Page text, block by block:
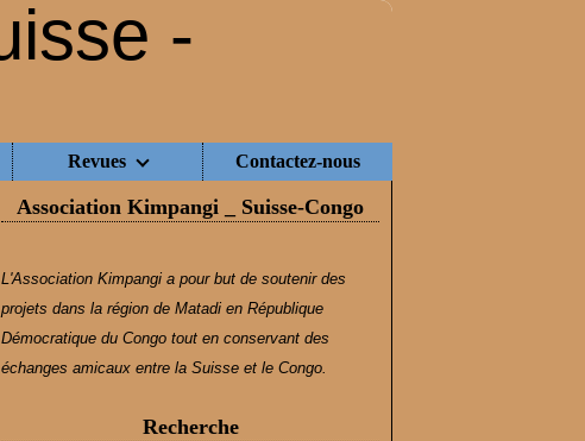
Revues Contactez-nous
Association Kimpangi _ Suisse-Congo
L'Association Kimpangi a pour but de soutenir des
projets dans la région de Matadi en République
Démocratique du Congo tout en conservant des
échanges amicaux entre la Suisse et le Congo.
Recherche